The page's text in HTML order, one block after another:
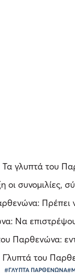
γλυπτά του
οι συνομιλίες,
Να
Παρθενώνα:
του
#ΓΛΥΠΤΑ ΠΑΡΘΕΝΩΝΑ